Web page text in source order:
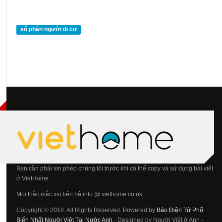
số phận người di cư
Bạn cần phải xin phép chúng tôi trước khi có thể copy và sử dụng bài viết
ở VietHome.
Mọi thắc mắc xin liên hệ info @ viethome.co.uk
Copyright © 2018. All Rights Reserved. Powered by Báo Điện Tử Phổ
Biến Nhất Người Việt Tại Nước Anh - Designed by Người Việt ở Anh -